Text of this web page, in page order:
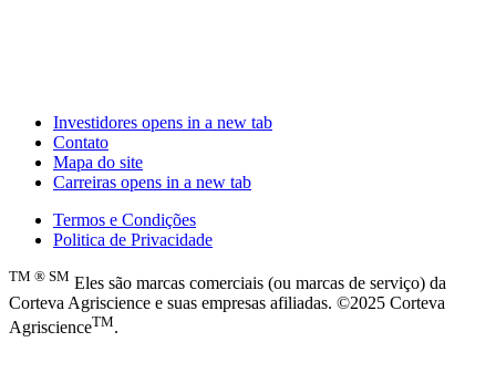
Investidores opens in a new tab
Contato
Mapa do site
Carreiras opens in a new tab
Termos e Condições
Politica de Privacidade
TM ® SM Eles são marcas comerciais (ou marcas de serviço) da
Corteva Agriscience e suas empresas afiliadas. ©2025 Corteva
AgriscienceTM.